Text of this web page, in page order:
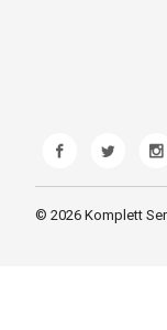
© 2026 Komplett